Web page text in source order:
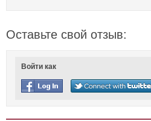
Оставьте свой отзыв:
Войти как